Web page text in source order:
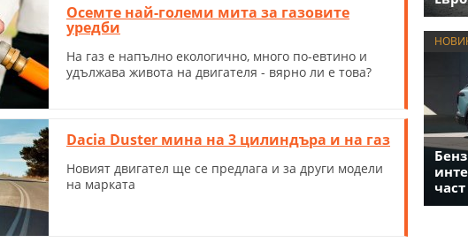
Осемте най-големи мита за газовите
уредби
На газ е напълно екологично, много по-евтино и
удължава живота на двигателя - вярно ли е това?
Dacia Duster мина на 3 цилиндъра и на газ
Новият двигател ще се предлага и за други модели
на марката
част